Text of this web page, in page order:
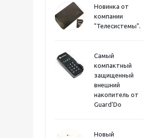
Новинка от
компании
"Телесистемы".
Самый
компактный
защищенный
внешний
накопитель от
Guard’Do
Новый